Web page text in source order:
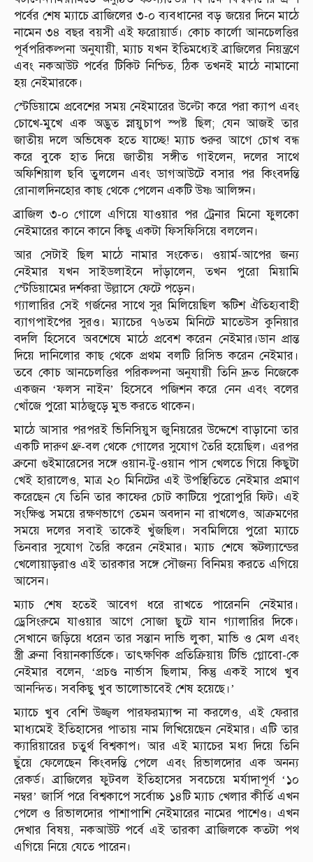
পর্বের শেষ ম্যাচে ব্রাজিলের ৩-০ ব্যবধানের বড় জয়ের দিনে মাঠে
নামেন ৩৪ বছর বয়সী এই ফরোয়ার্ড। কোচ কার্লো আনচেলত্তির
পূর্বপরিকল্পনা অনুযায়ী, ম্যাচ যখন ইতিমধ্যেই ব্রাজিলের নিয়ন্ত্রণে
এবং নকআউট পর্বের টিকিট নিশ্চিত, ঠিক তখনই মাঠে নামানো
হয় নেইমারকে।
স্টেডিয়ামে প্রবেশের সময় নেইমারের উল্টো করে পরা ক্যাপ এবং
চোখে-মুখে এক অদ্ভুত স্নায়ুচাপ স্পষ্ট ছিল; যেন আজই তার
জাতীয় দলে অভিষেক হতে যাচ্ছে! ম্যাচ শুরুর আগে চোখ বন্ধ
করে বুকে হাত দিয়ে জাতীয় সঙ্গীত গাইলেন, দলের সাথে
অফিশিয়াল ছবি তুললেন এবং ডাগআউটে বসার পর কিংবদন্তি
রোনালদিনহোর কাছ থেকে পেলেন একটি উষ্ণ আলিঙ্গন।
ব্রাজিল ৩-০ গোলে এগিয়ে যাওয়ার পর ট্রেনার মিনো ফুলকো
নেইমারের কানে কানে কিছু একটা ফিসফিসিয়ে বললেন।
আর সেটাই ছিল মাঠে নামার সংকেত। ওয়ার্ম-আপের জন্য
নেইমার যখন সাইডলাইনে দাঁড়ালেন, তখন পুরো মিয়ামি
স্টেডিয়ামের দর্শকরা উল্লাসে ফেটে পড়েন।
গ্যালারির সেই গর্জনের সাথে সুর মিলিয়েছিল স্কটিশ ঐতিহ্যবাহী
ব্যাগপাইপের সুরও। ম্যাচের ৭৬তম মিনিটে মাতেউস কুনিয়ার
বদলি হিসেবে অবশেষে মাঠে প্রবেশ করেন নেইমার।ডান প্রান্ত
দিয়ে দানিলোর কাছ থেকে প্রথম বলটি রিসিভ করেন নেইমার।
তবে কোচ আনচেলত্তির পরিকল্পনা অনুযায়ী তিনি দ্রুত নিজেকে
একজন ‘ফলস নাইন’ হিসেবে পজিশন করে নেন এবং বলের
খোঁজে পুরো মাঠজুড়ে মুভ করতে থাকেন।
মাঠে আসার পরপরই ভিনিসিয়ুস জুনিয়রের উদ্দেশে বাড়ানো তার
একটি দারুণ থ্রু-বল থেকে গোলের সুযোগ তৈরি হয়েছিল। এরপর
ব্রুনো গুইমারেসের সঙ্গে ওয়ান-টু-ওয়ান পাস খেলতে গিয়ে কিছুটা
খেই হারালেও, মাত্র ২০ মিনিটের এই উপস্থিতিতে নেইমার প্রমাণ
করেছেন যে তিনি তার কাফের চোট কাটিয়ে পুরোপুরি ফিট। এই
সংক্ষিপ্ত সময়ে রক্ষণভাগে তেমন অবদান না রাখলেও, আক্রমণের
সময়ে দলের সবাই তাকেই খুঁজছিল। সবমিলিয়ে পুরো ম্যাচে
তিনবার সুযোগ তৈরি করেন নেইমার। ম্যাচ শেষে স্কটল্যান্ডের
খেলোয়াড়রাও এই তারকার সঙ্গে সৌজন্য বিনিময় করতে এগিয়ে
আসেন।
ম্যাচ শেষ হতেই আবেগ ধরে রাখতে পারেননি নেইমার।
ড্রেসিংরুমে যাওয়ার আগে সোজা ছুটে যান গ্যালারির দিকে।
সেখানে জড়িয়ে ধরেন তার সন্তান দাভি লুকা, মাভি ও মেল এবং
স্ত্রী ব্রুনা বিয়ানকার্ডিকে। তাৎক্ষণিক প্রতিক্রিয়ায় টিভি গ্লোবো-কে
নেইমার বলেন, ‘প্রচণ্ড নার্ভাস ছিলাম, কিন্তু একই সাথে খুব
আনন্দিত। সবকিছু খুব ভালোভাবেই শেষ হয়েছে।’
ম্যাচে খুব বেশি উজ্জ্বল পারফরম্যান্স না করলেও, এই ফেরার
মাধ্যমেই ইতিহাসের পাতায় নাম লিখিয়েছেন নেইমার। এটি তার
ক্যারিয়ারের চতুর্থ বিশ্বকাপ। আর এই ম্যাচের মধ্য দিয়ে তিনি
ছুঁয়ে ফেলেছেন কিংবদন্তি পেলে এবং রিভালদোর এক অনন্য
রেকর্ড। ব্রাজিলের ফুটবল ইতিহাসের সবচেয়ে মর্যাদাপূর্ণ ‘১০
নম্বর’ জার্সি পরে বিশ্বকাপে সর্বোচ্চ ১৪টি ম্যাচ খেলার কীর্তি এখন
পেলে ও রিভালদোর পাশাপাশি নেইমারের নামের পাশেও। এখন
দেখার বিষয়, নকআউট পর্বে এই তারকা ব্রাজিলকে কতটা পথ
এগিয়ে নিয়ে যেতে পারেন।